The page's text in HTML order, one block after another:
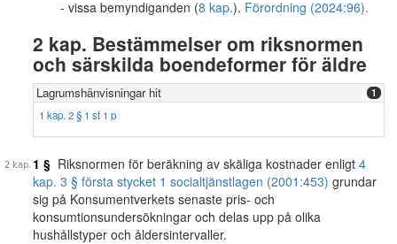
vissa bemyndiganden (8 kap.). Förordning (2024:96).
2 kap. Bestämmelser om riksnormen
och särskilda boendeformer för äldre
Lagrumshänvisningar hit 1
1 kap. 2 § 1 st 1 p
1 § Riksnormen för beräkning av skäliga kostnader enligt 4
kap. 3 § första stycket 1 socialtjänstlagen (2001:453) grundar
sig på Konsumentverkets senaste pris- och
konsumtionsundersökningar och delas upp på olika
hushållstyper och åldersintervaller.